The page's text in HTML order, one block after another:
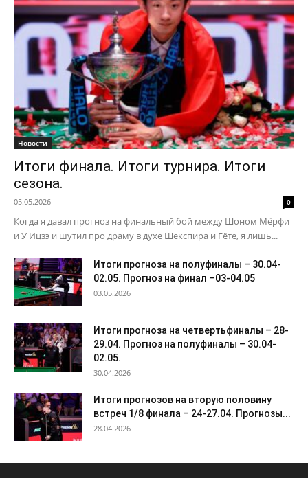
Новости
Итоги финала. Итоги турнира. Итоги
сезона.
05.05.2026 0
Когда я давал прогноз на финальный бой между Шоном Мёрфи
и У Ицзэ и шутил про драму в духе Шекспира и Гёте, я лишь...
Итоги прогноза на полуфиналы – 30.04-
02.05. Прогноз на финал –03-04.05
03.05.2026
Итоги прогноза на четвертьфиналы – 28-
29.04. Прогноз на полуфиналы – 30.04-
02.05.
30.04.2026
Итоги прогнозов на вторую половину
встреч 1/8 финала – 24-27.04. Прогнозы...
28.04.2026